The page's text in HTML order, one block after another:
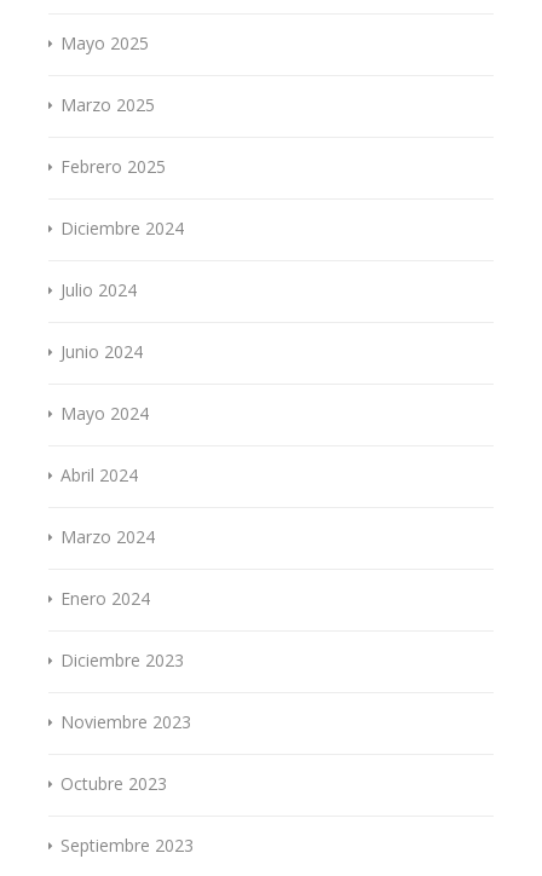
Mayo 2025
Marzo 2025
Febrero 2025
Diciembre 2024
Julio 2024
Junio 2024
Mayo 2024
Abril 2024
Marzo 2024
Enero 2024
Diciembre 2023
Noviembre 2023
Octubre 2023
Septiembre 2023